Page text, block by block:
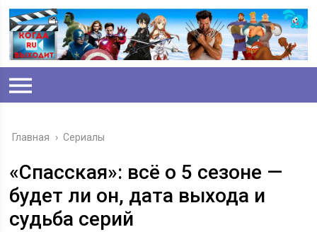
Главная › Сериалы
«Спасская»: всё о 5 сезоне —
будет ли он, дата выхода и
судьба серий